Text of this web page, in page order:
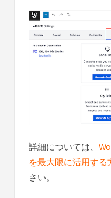
詳細については、
を最大限に活用する
さい。